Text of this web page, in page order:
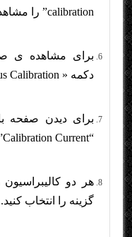
calibration” را مشاهده کنید.
برای مشاهده ی
دکمه « Previous Calibration » کلیک کنید.
برای دیدن صفحه
“Calibration Current” کلیک کنید.
هر دو
گزینه را انتخاب کنید.